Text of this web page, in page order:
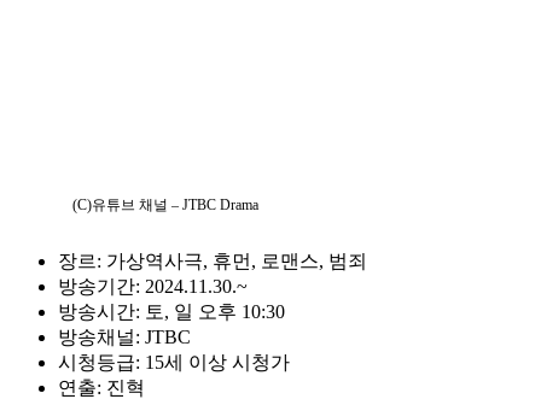
(C)유튜브 채널 – JTBC Drama
장르: 가상역사극, 휴먼, 로맨스, 범죄
방송기간: 2024.11.30.~
방송시간: 토, 일 오후 10:30
방송채널: JTBC
시청등급: 15세 이상 시청가
연출: 진혁